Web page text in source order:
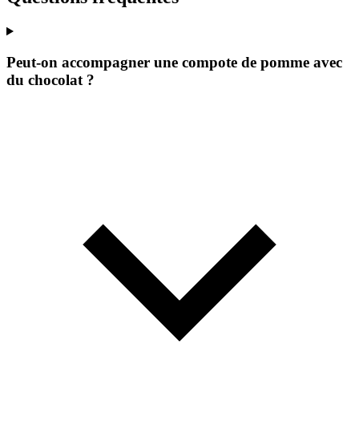
Peut-on accompagner une compote de pomme avec
du chocolat ?